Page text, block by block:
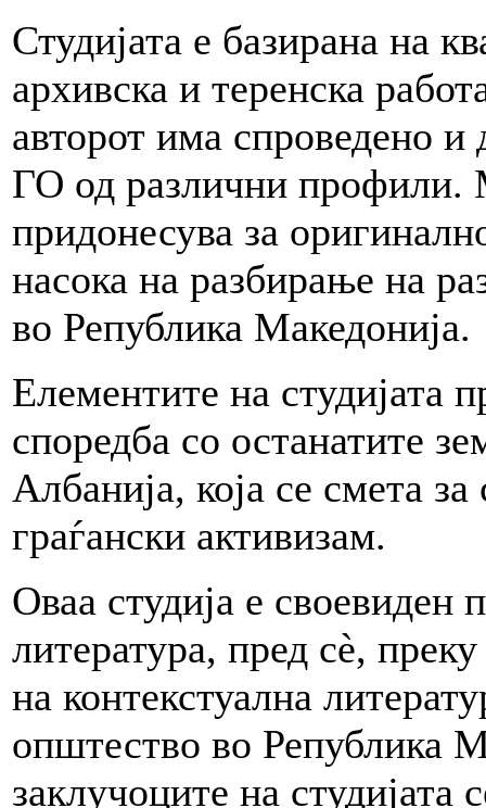
Студијата е базирана на
архивска и теренска
авторот има спроведено и
ГО од различни профили.
придонесува за
насока на разбирање на
во Република Македонија.
Елементите на студијата
споредба со останатите
Албанија, која се смета
граѓански активизам.
Оваа студија е своевиден
литература, пред сè,
на контекстуална
општество во Република
заклучоците на студијата